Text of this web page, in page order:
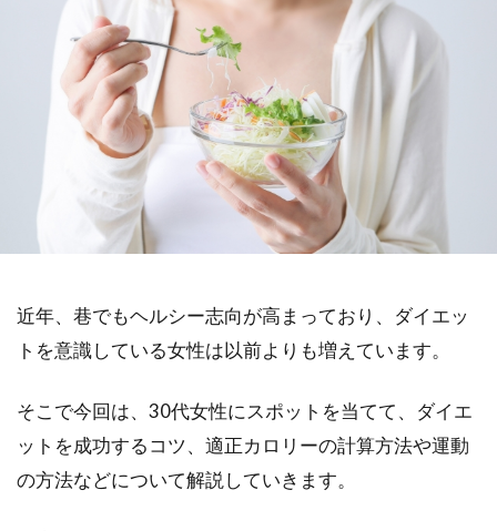
近年、巷でもヘルシー志向が高まっており、ダイエッ
トを意識している女性は以前よりも増えています。
そこで今回は、30代女性にスポットを当てて、ダイエ
ットを成功するコツ、適正カロリーの計算方法や運動
の方法などについて解説していきます。